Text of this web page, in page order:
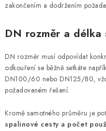
zakončením a dodržením
DN rozměr a délka
DN rozměr musí odpovídat
odkouření se běžně setkáte
DN100/60 nebo DN125/80,
požadovaném řešení.
Kromě samotného průměru je
spalinové cesty a počet